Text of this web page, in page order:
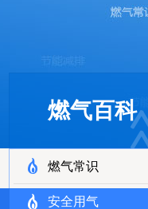
燃气百科
燃气常识
安全用气